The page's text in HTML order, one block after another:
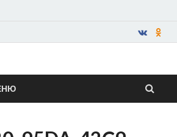
ForPost —
Авто